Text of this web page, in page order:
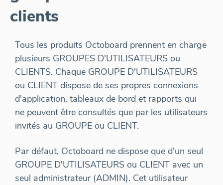
clients
Tous les produits Octoboard prennent en charge
plusieurs GROUPES D'UTILISATEURS ou
CLIENTS. Chaque GROUPE D'UTILISATEURS
ou CLIENT dispose de ses propres connexions
d'application, tableaux de bord et rapports qui
ne peuvent être consultés que par les utilisateurs
invités au GROUPE ou CLIENT.
Par défaut, Octoboard ne dispose que d'un seul
GROUPE D'UTILISATEURS ou CLIENT avec un
seul administrateur (ADMIN). Cet utilisateur